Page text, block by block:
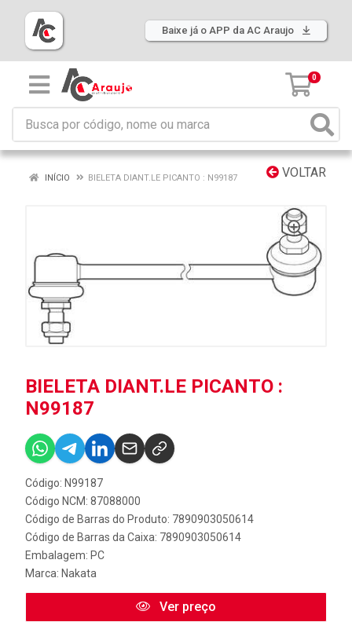
Baixe já o APP da AC Araujo
0
VOLTAR
INÍCIO BIELETA DIANT.LE PICANTO : N99187
BIELETA DIANT.LE PICANTO :
N99187
Código: N99187
Código NCM: 87088000
Código de Barras do Produto: 7890903050614
Código de Barras da Caixa: 7890903050614
Embalagem: PC
Marca: Nakata
Ver preço